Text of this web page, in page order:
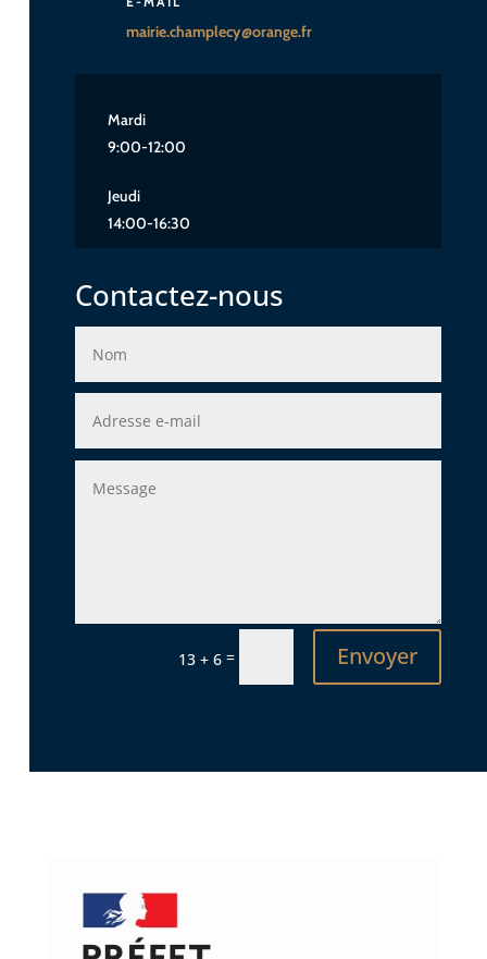
mairie.champlecy@orange.fr
Mardi
9:00-12:00
Jeudi
14:00-16:30
Contactez-nous
13 + 6= Envoyer